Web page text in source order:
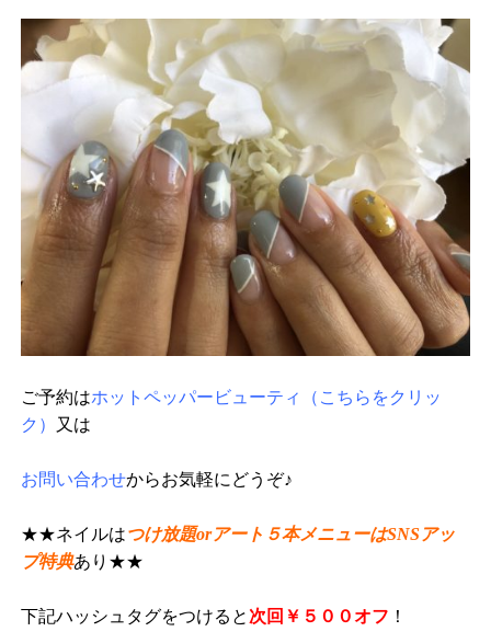
ご予約はホットペッパービューティ（こちらをクリッ
ク）
又は
お問い合わせからお気軽にどうぞ♪
★★ネイルはつけ放題orアート５本メニューはSNSアッ
プ特典あり★★
下記ハッシュタグをつけると 次回￥５００オフ ！